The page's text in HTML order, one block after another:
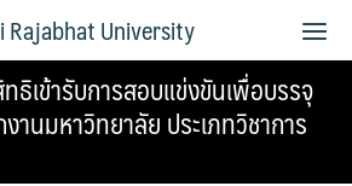
Rajabhat University
ธิเข้ารับการสอบแข่งขันเพื่อบรรจุ
านมหาวิทยาลัย ประเภทวิชาการ